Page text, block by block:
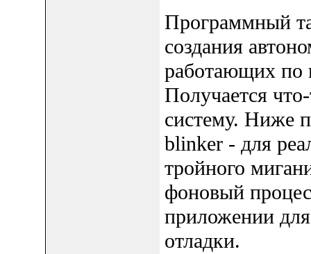
Программный
создания
работающих по
Получается
систему. Ниже
blinker - для
тройного
фоновый
приложении
отладки.